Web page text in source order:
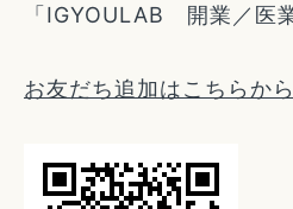
「IGYOULAB 開業／医
お友だち追加はこちらから